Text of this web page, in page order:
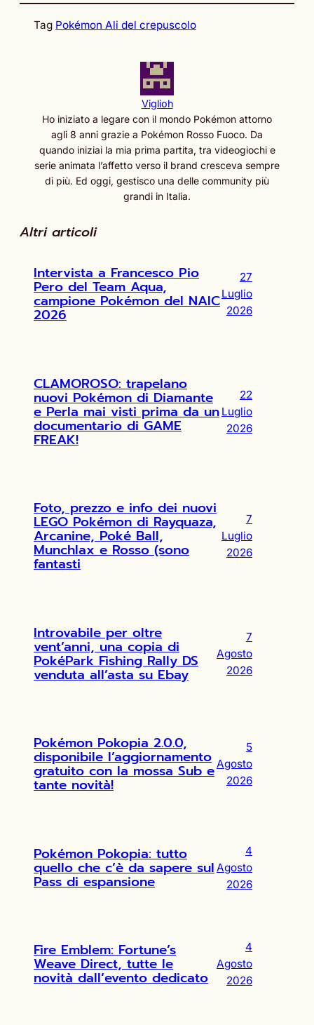
Tag Pokémon Ali del crepuscolo
Viglioh
Ho iniziato a legare con il mondo Pokémon attorno
agli 8 anni grazie a Pokémon Rosso Fuoco. Da
quando iniziai la mia prima partita, tra videogiochi e
serie animata l’affetto verso il brand cresceva sempre
di più. Ed oggi, gestisco una delle community più
grandi in Italia.
Altri articoli
Intervista a Francesco Pio
Pero del Team Aqua,
campione Pokémon del NAIC
2026
27
Luglio
2026
CLAMOROSO: trapelano
nuovi Pokémon di Diamante
e Perla mai visti prima da un
documentario di GAME
FREAK!
22
Luglio
2026
Foto, prezzo e info dei nuovi
LEGO Pokémon di Rayquaza,
Arcanine, Poké Ball,
Munchlax e Rosso (sono
fantasti
7
Luglio
2026
Introvabile per oltre
vent’anni, una copia di
PokéPark Fishing Rally DS
venduta all’asta su Ebay
7
Agosto
2026
Pokémon Pokopia 2.0.0,
disponibile l’aggiornamento
gratuito con la mossa Sub e
tante novità!
5
Agosto
2026
Pokémon Pokopia: tutto
quello che c’è da sapere sul
Pass di espansione
4
Agosto
2026
Fire Emblem: Fortune’s
Weave Direct, tutte le
novità dall’evento dedicato
4
Agosto
2026